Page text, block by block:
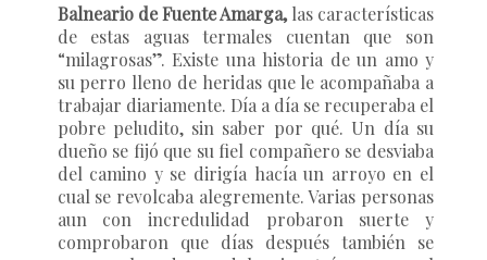
Balneario de Fuente Amarga,las características
de estas aguas termales cuentan que son
“milagrosas”. Existe una historia de un amo y
su perro lleno de heridas que le acompañaba a
trabajar diariamente. Día a día se recuperaba el
pobre peludito, sin saber por qué. Un día su
dueño se fijó que su fiel compañero se desviaba
del camino y se dirigía hacía un arroyo en el
cual se revolcaba alegremente. Varias personas
aun con incredulidad probaron suerte y
comprobaron que días después también se